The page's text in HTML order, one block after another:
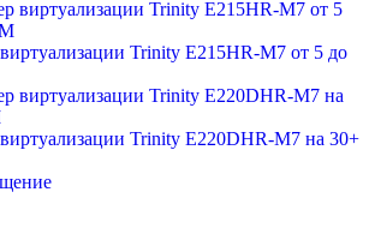
Trinity E215HR-M7 от 5 до
Trinity E220DHR-M7 на 30+